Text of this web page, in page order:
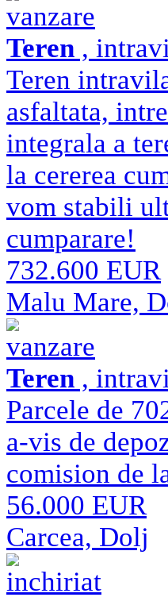
vanzare
Teren ,
Teren
asfaltata,
integrala a
la cererea
vom stabili
cumparare!
732.600 EUR
Malu Mare,
vanzare
Teren ,
Parcele de
a-vis de
comision de
56.000 EUR
Carcea, Dolj
inchiriat